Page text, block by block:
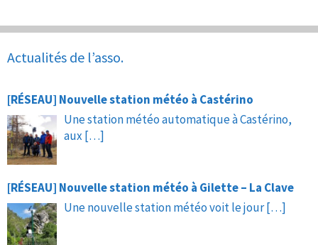
Actualités de l’asso.
[RÉSEAU] Nouvelle station météo à Castérino
Une station météo automatique à Castérino,
aux […]
[RÉSEAU] Nouvelle station météo à Gilette – La Clave
Une nouvelle station météo voit le jour[…]